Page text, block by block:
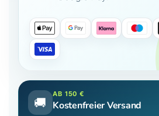
🚚
AB 150 €
Kostenfreier Versand